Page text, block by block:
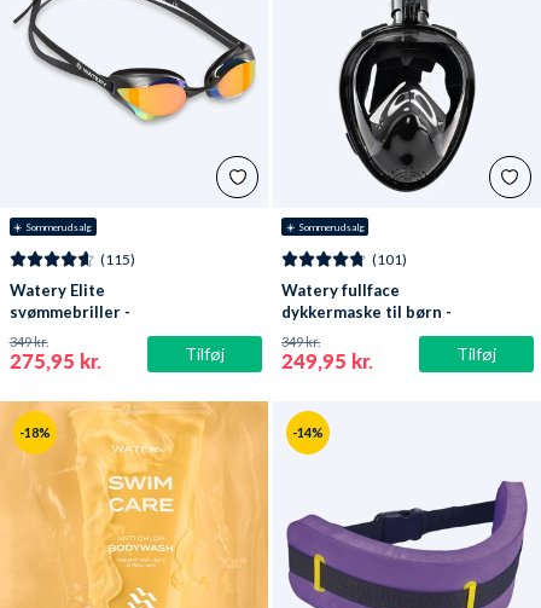
☀️ Sommerudsalg
Tilføj
(115)
Watery Elite
svømmebriller -
Poseidon Ultra Mirror -
Sort/guld
275,95 kr.
349 kr.
☀️ Sommerudsalg
Tilføj
(101)
Watery fullface
dykkermaske til børn -
Oxygen - Sort
249,95 kr.
349 kr.
-18% -14%